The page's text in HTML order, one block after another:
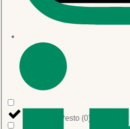
Sauces et Pesto (0)